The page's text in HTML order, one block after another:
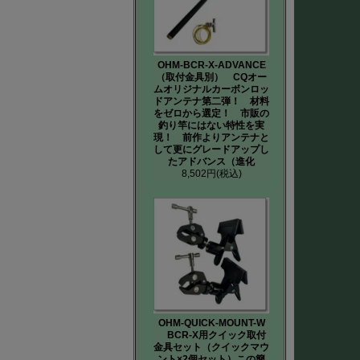
OHM-BCR-X-ADVANCE
（取付金具別） CQオー
ムオリジナルカーボンロッ
ドアンテナ第二弾！ 材料
をゼロから選定！ 市販の
釣り竿にはない特性を実
現！ 前作よりアンテナと
して更にグレードアップし
たアドバンス（進化
8,502円(税込)
OHM-QUICK-MOUNT-W
BCR-X用クイック取付
金具セット（クイックマウ